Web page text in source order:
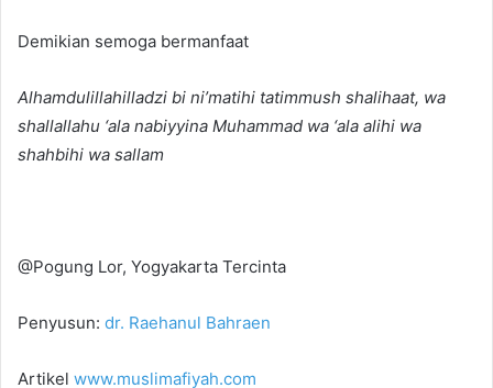
Demikian semoga bermanfaat
Alhamdulillahilladzi bi ni’matihi tatimmush shalihaat, wa
shallallahu ‘ala nabiyyina Muhammad wa ‘ala alihi wa
shahbihi wa sallam
@Pogung Lor, Yogyakarta Tercinta
Penyusun: dr. Raehanul Bahraen
Artikel www.muslimafiyah.com